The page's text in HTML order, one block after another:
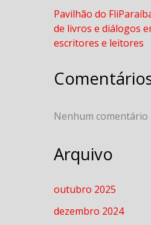
Pavilhão do
de livros e diálogos
escritores e leitores
Nenhum
Arquivo
outubro 2025
dezembro 2024